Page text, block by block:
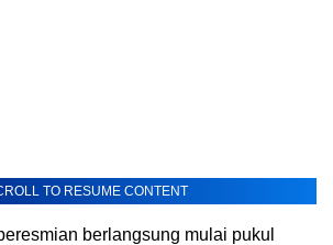
TO RESUME CONTENT
berlangsung mulai pukul